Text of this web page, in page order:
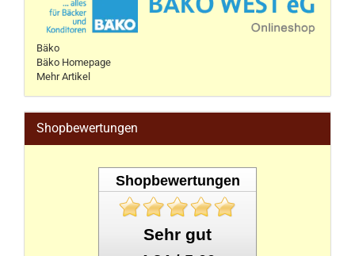
Bäko
Bäko Homepage
Mehr Artikel
Shopbewertungen
Shopbewertungen
Sehr gut